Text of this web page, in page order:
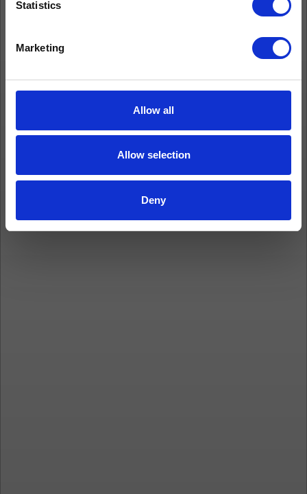
Statistics
Marketing
Allow all
Allow selection
Deny